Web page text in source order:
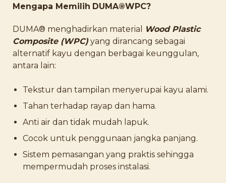
Mengapa Memilih DUMA®WPC?
DUMA® menghadirkan material
Wood Plastic
Composite (WPC)yang dirancang sebagai
alternatif kayu dengan berbagai keunggulan,
antara lain:
Tekstur dan tampilan menyerupai kayu alami.
Tahan terhadap rayap dan hama.
Anti air dan tidak mudah lapuk.
Cocok untuk penggunaan jangka panjang.
Sistem pemasangan yang praktis sehingga
mempermudah proses instalasi.